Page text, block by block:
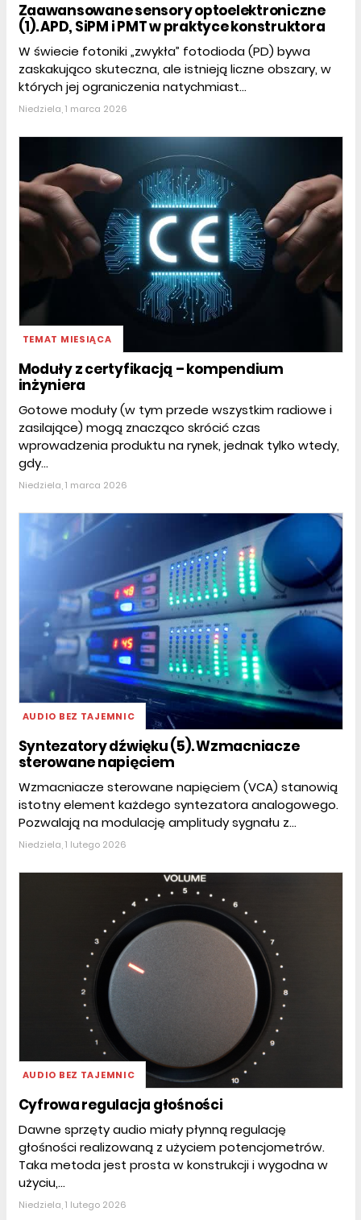
Zaawansowane sensory optoelektroniczne
(1). APD, SiPM i PMT w praktyce konstruktora
W świecie fotoniki „zwykła” fotodioda (PD) bywa
zaskakująco skuteczna, ale istnieją liczne obszary, w
których jej ograniczenia natychmiast...
Niedziela, 1 marca 2026
TEMAT MIESIĄCA
Moduły z certyfikacją – kompendium
inżyniera
Gotowe moduły (w tym przede wszystkim radiowe i
zasilające) mogą znacząco skrócić czas
wprowadzenia produktu na rynek, jednak tylko wtedy,
gdy...
Niedziela, 1 marca 2026
AUDIO BEZ TAJEMNIC
Syntezatory dźwięku (5). Wzmacniacze
sterowane napięciem
Wzmacniacze sterowane napięciem (VCA) stanowią
istotny element każdego syntezatora analogowego.
Pozwalają na modulację amplitudy sygnału z...
Niedziela, 1 lutego 2026
AUDIO BEZ TAJEMNIC
Cyfrowa regulacja głośności
Dawne sprzęty audio miały płynną regulację
głośności realizowaną z użyciem potencjometrów.
Taka metoda jest prosta w konstrukcji i wygodna w
użyciu,...
Niedziela, 1 lutego 2026